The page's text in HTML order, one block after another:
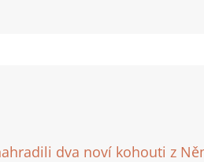
dva noví kohouti z